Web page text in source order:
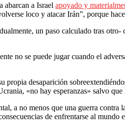
abarcan a Israel apoyado y
loco y atacar Irán”, porque
un paso calculado tras
no se puede jugar cuando el
propia desaparición
«no hay esperanzas» salvo
a no menos que una guerra contra
de enfrentarse al